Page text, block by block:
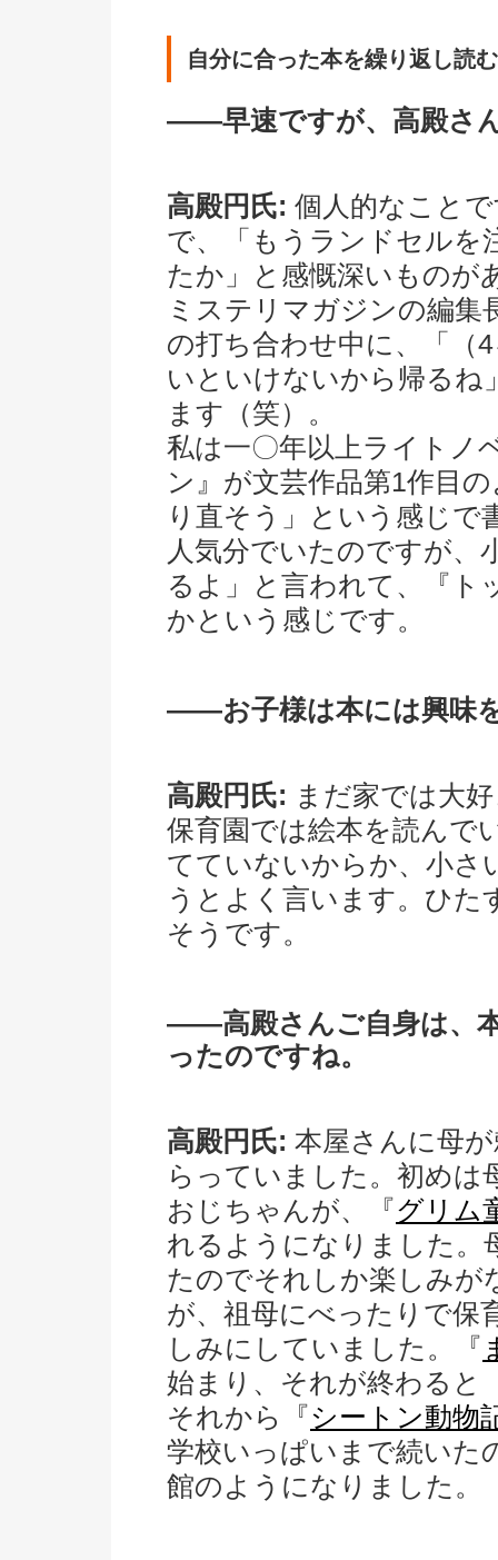
自分に合った本を繰り返し読
――早速ですが、高殿さ
高殿円氏: 個人的なこと
で、「もうランドセルを
たか」と感慨深いものが
ミステリマガジンの編集
の打ち合わせ中に、「（
いといけないから帰るね
ます（笑）。
私は一〇年以上ライトノ
ン』が文芸作品第1作目
り直そう」という感じで
人気分でいたのですが、
るよ」と言われて、『ト
かという感じです。
――お子様は本には興味
高殿円氏: まだ家では大
保育園では絵本を読んで
てていないからか、小さ
うとよく言います。ひた
そうです。
――高殿さんご自身は、
ったのですね。
高殿円氏: 本屋さんに母
らっていました。初めは
おじちゃんが、『グリム
れるようになりました。
たのでそれしか楽しみが
が、祖母にべったりで保
しみにしていました。『
始まり、それが終わると
それから『シートン動物
学校いっぱいまで続いた
館のようになりました。